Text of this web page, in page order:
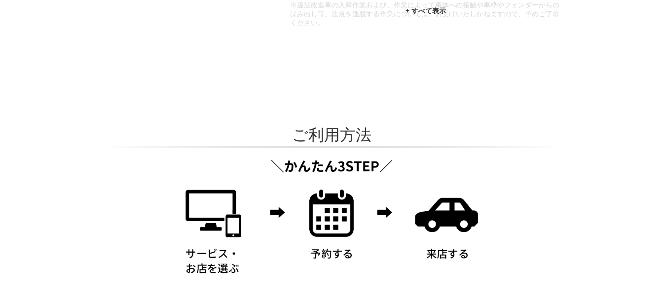
※違法改造車の入庫作業および、作業によって車体への接触や車枠やフェンダーからの
はみ出し等、法規を逸脱する作業については、お受けいたしかねますので、予めご了承
ください。
ご利用方法